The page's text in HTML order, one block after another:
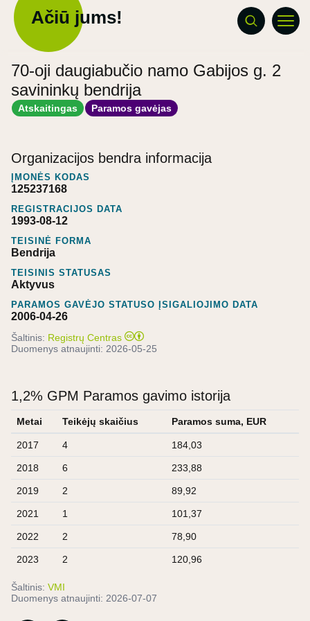
Ačiū jums!
70-oji daugiabučio namo Gabijos g. 2
savininkų bendrija
Atskaitingas Paramos gavėjas
Organizacijos bendra informacija
ĮMONĖS KODAS
125237168
REGISTRACIJOS DATA
1993-08-12
TEISINĖ FORMA
Bendrija
TEISINIS STATUSAS
Aktyvus
PARAMOS GAVĖJO STATUSO ĮSIGALIOJIMO DATA
2006-04-26
Šaltinis: Registrų Centras
Duomenys atnaujinti: 2026-05-25
1,2% GPM Paramos gavimo istorija
Metai Teikėjų skaičius Paramos suma, EUR
2017 4 184,03
2018 6 233,88
2019 2 89,92
2021 1 101,37
2022 2 78,90
2023 2 120,96
Šaltinis: VMI
Duomenys atnaujinti: 2026-07-07